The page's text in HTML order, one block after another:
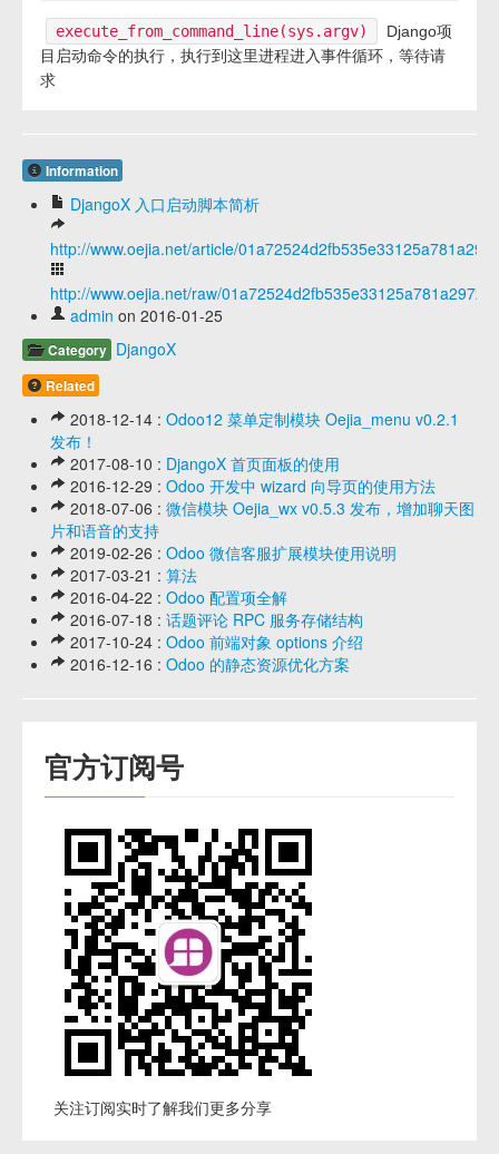
execute_from_command_line(sys.argv)
Django项
目启动命令的执行，执行到这里进程进入事件循环，等待请
求
Information
DjangoX 入口启动脚本简析
http://www.oejia.net/article/
http://www.oejia.net/raw/01a72524d2fb535e33125a781a2972f9
admin on 2016-01-25
Category DjangoX
Related
2018-12-14 : Odoo12 菜单定制模块 Oejia_menu v0.2.1
发布！
2017-08-10 : DjangoX 首页面板的使用
2016-12-29 : Odoo 开发中 wizard 向导页的使用方法
2018-07-06 : 微信模块 Oejia_wx v0.5.3 发布，增加聊天图
片和语音的支持
2019-02-26 : Odoo 微信客服扩展模块使用说明
2017-03-21 : 算法
2016-04-22 : Odoo 配置项全解
2016-07-18 : 话题评论 RPC 服务存储结构
2017-10-24 : Odoo 前端对象 options 介绍
2016-12-16 : Odoo 的静态资源优化方案
官方订阅号
关注订阅实时了解我们更多分享